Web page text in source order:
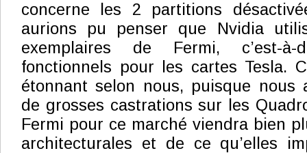
concerne les 2 partitions
aurions pu penser que Nvidia
exemplaires de Fermi, c’est-à-
fonctionnels pour les cartes Tesla.
étonnant selon nous, puisque nous
de grosses castrations sur les
Fermi pour ce marché viendra bien
architecturales et de ce qu’elles